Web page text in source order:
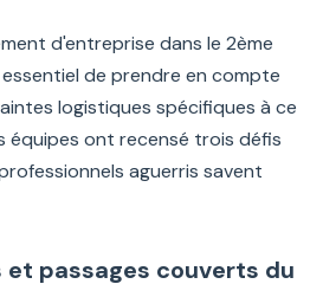
d'entreprise dans le 2ème
de prendre en compte
logistiques spécifiques à ce
équipes ont recensé trois défis
aguerris savent
et passages couverts du